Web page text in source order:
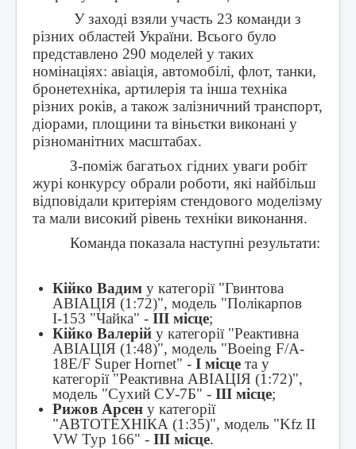
У заході взяли участь 23 команди з
різних областей України. Всього було
представлено 290 моделей у таких
номінаціях: авіація, автомобілі, флот, танки,
бронетехніка, артилерія та інша техніка
різних років, а також залізничний транспорт,
діорами, площини та віньєтки виконані у
різноманітних масштабах.
З-поміж багатьох гідних уваги робіт
журі конкурсу обрали роботи, які найбільш
відповідали критеріям стендового моделізму
та мали високий рівень техніки виконання.
Команда показала наступні результати:
Кійко Вадим у категорії "Гвинтова
АВІАЦІЯ (1:72)", модель "Полікарпов
І-153 "Чайка" - ІІІ місце;
Кійко Валерій у категорії "Реактивна
АВІАЦІЯ (1:48)", модель "Boeing F/A-
18E/F Super Hornet" - І місце та у
категорії "Реактивна АВІАЦІЯ (1:72)",
модель "Сухий СУ-7Б" - ІІІ місце;
Рижов Арсен у категорії
"АВТОТЕХНІКА (1:35)", модель "Kfz II
VW Typ 166" - ІІІ місце.